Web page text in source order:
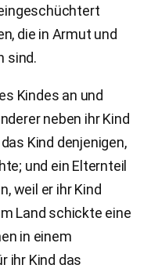
die in Armut und
sind.
Kindes an und
neben ihr Kind
Kind denjenigen,
und ein Elternteil
weil er ihr Kind
Land schickte eine
in einem
ihr Kind das